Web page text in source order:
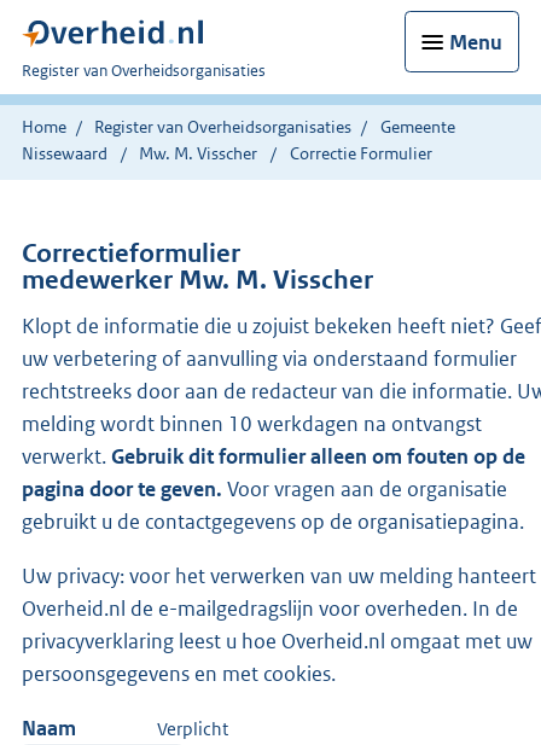
Menu
U
bent
nu
hier:
Register van Overheidsorganisaties
Home Register van Overheidsorganisaties
Gemeente
Nissewaard
Mw. M. Visscher Correctie Formulier
Correctieformulier
medewerker Mw. M. Visscher
Klopt de informatie die u zojuist bekeken heeft niet? Geef
uw verbetering of aanvulling via onderstaand formulier
rechtstreeks door aan de redacteur van die informatie.
melding wordt binnen 10 werkdagen na ontvangst
verwerkt.Gebruik dit formulier alleen om fouten op de
pagina door te geven. Voor vragen aan de organisatie
gebruikt u de contactgegevens op de organisatiepagina.
Uw privacy: voor het verwerken van uw melding hanteert
Overheid.nl de e-mailgedragslijn voor overheden. In de
privacyverklaring leest u hoe Overheid.nl omgaat met uw
persoonsgegevens en met cookies.
Naam Verplicht